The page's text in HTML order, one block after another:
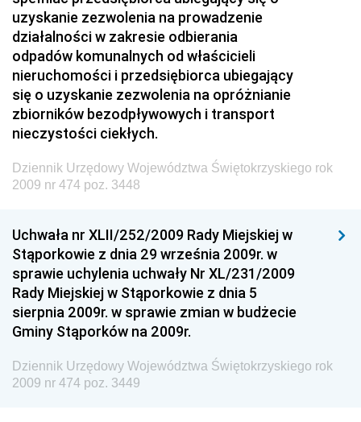
Kolejowego
Dziennik Urzędowy Ministra Przedsiębiorczości i
Technologii
Dziennik Urzędowy Ministra Inwestycji i Rozwoju
Dziennik Urzędowy Naczelnego Dyrektora Archiwów
Państwowych
Dziennik Urzędowy Ministra Finansów, Inwestycji i
Rozwoju
Dziennik Urzędowy Ministra Sportu
Dziennik Urzędowy Ministra Funduszy i Polityki
Regionalnej
Dziennik Urzędowy Ministra Aktywów Państwowych
Dziennik Urzędowy Ministra Zdrowia
Dziennik Urzędowy Ministra Środowiska i Głównego
Inspektora Ochrony Środowiska
uzyskanie zezwolenia na prowadzenie
działalności w zakresie odbierania
odpadów komunalnych od właścicieli
nieruchomości i przedsiębiorca ubiegający
się o uzyskanie zezwolenia na opróżnianie
zbiorników bezodpływowych i transport
nieczystości ciekłych.
Dziennik Urzędowy Województwa Świętokrzyskiego rok
2009 nr 474 poz. 3448
Uchwała nr XLII/252/2009 Rady Miejskiej w
Stąporkowie z dnia 29 września 2009r. w
sprawie uchylenia uchwały Nr XL/231/2009
Rady Miejskiej w Stąporkowie z dnia 5
sierpnia 2009r. w sprawie zmian w budżecie
Gminy Stąporków na 2009r.
Dziennik Urzędowy Województwa Świętokrzyskiego rok
2009 nr 474 poz. 3449